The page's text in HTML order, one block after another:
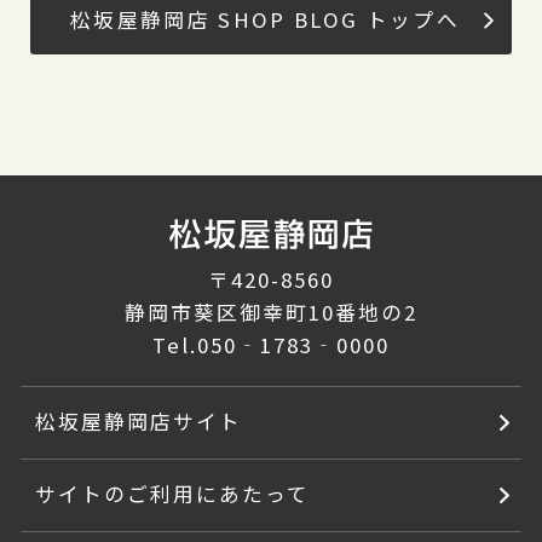
松坂屋静岡店 SHOP BLOG トップへ
〒420-8560
静岡市葵区御幸町10番地の2
Tel.050‐1783‐0000
松坂屋静岡店サイト
サイトのご利用にあたって